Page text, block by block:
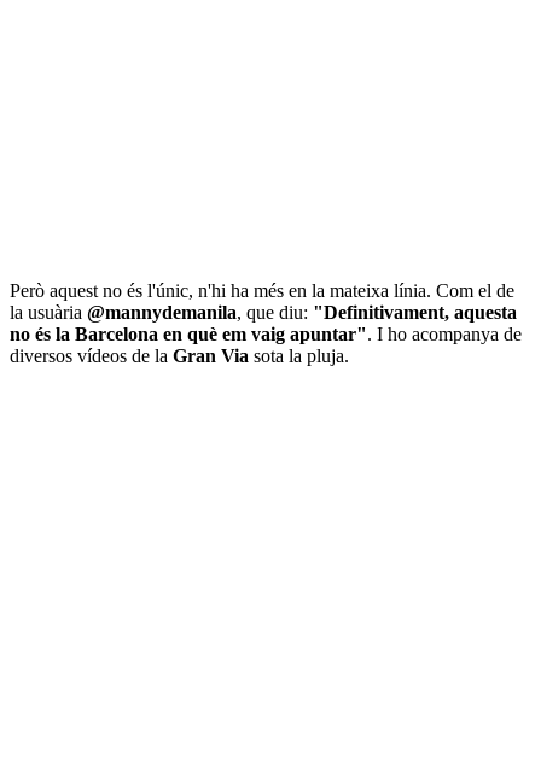
Però aquest no és l'únic, n'hi ha més en la mateixa línia. Com el de
la usuària @mannydemanila, que diu: "Definitivament, aquesta
no és la Barcelona en què em vaig apuntar". I ho acompanya de
diversos vídeos de la Gran Via sota la pluja.